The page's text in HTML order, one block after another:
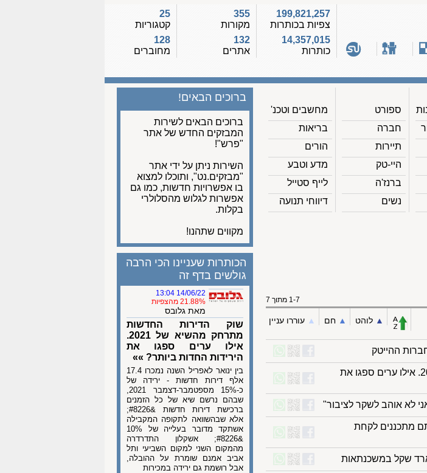
199,821,257
צפיות בכותרות
14,357,015
כותרות
355
מקורות
132
אתרים
25
קטגוריות
128
מחוברים
ספורט
חברה
תיירות
היי-טק
ברנז'ה
נשים
מחשבים וטכנ'
בריאות
הורים
מדע וטבע
לייף סטייל
דיווחי תנועה
ברוכים הבאים!
ברוכים הבאים לשירות
המבזקים החדש של אתר
"פרש"!
השירות ניתן על ידי אתר
"מבזקים.נט", ותוכלו למצוא
בו אפשרויות חדשות, כמו גם
אפשרות לגלוש מהסלולרי
בקלות.
מקווים שתהנו!
1-7 מתוך 7
▲︎ לוהט ▲︎ חם ▲︎ עוררו עניין
ההייטק
שוק הדירות החדשות מתרחק מהשיא של 2021. אילו ערים ספגו את
לא אוהב לשקר לציבור"
מתכננים לקחת
הכותרות שעניינו הכי הרבה
גולשים בדף זה
14/06/22 13:04
21.88% מהצפיות
מאת גלובס
שוק הדירות החדשות
מתרחק מהשיא של 2021.
אילו ערים ספגו את
הירידות החדות ביותר? »»
בין ינואר לאפריל השנה נמכרו 17.4
אלף דירות חדשות - ירידה של
כ-15% מספטמבר-דצמבר 2021,
שבהם נרשם שיא של כל הזמנים
ברכישת דירות חדשות &#8226;
אלא שבהשוואה לתקופה המקבילה
אשתקד מדובר בעלייה של 10%
&#8226; אשקלון התדרדרה
מהמקום השני למקום השביעי ותל
אביב אמנם שומרת על ההובלה,
אבל רושמת גם ירידה במכירות